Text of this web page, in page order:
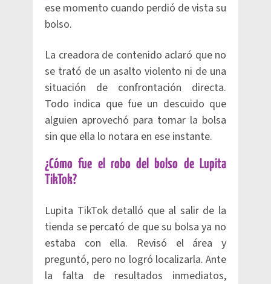
ese momento cuando perdió de vista su
bolso.
La creadora de contenido aclaró que no
se trató de un asalto violento ni de una
situación de confrontación directa.
Todo indica que fue un descuido que
alguien aprovechó para tomar la bolsa
sin que ella lo notara en ese instante.
¿Cómo fue el robo del bolso de Lupita
TikTok?
Lupita TikTok detalló que al salir de la
tienda se percató de que su bolsa ya no
estaba con ella. Revisó el área y
preguntó, pero no logró localizarla. Ante
la falta de resultados inmediatos,